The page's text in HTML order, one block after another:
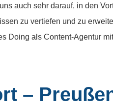
auch sehr darauf, in den
zu vertiefen und zu
Doing als Content-Agentur
–